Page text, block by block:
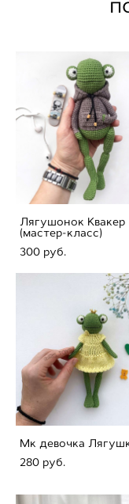
Лягушонок Квакер
(мастер-класс)
300 pуб.
Мк девочка
280 pуб.